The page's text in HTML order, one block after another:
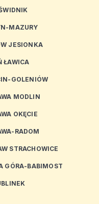
MAZURY
JESIONKA
ŁAWICA
GOLENIÓW
MODLIN
OKĘCIE
RADOM
STRACHOWICE
GÓRA-BABIMOST